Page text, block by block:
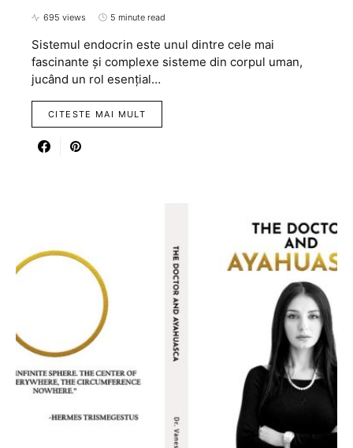
695 views 5 minute read
Sistemul endocrin este unul dintre cele mai
fascinante și complexe sisteme din corpul uman,
jucând un rol esențial…
CITESTE MAI MULT